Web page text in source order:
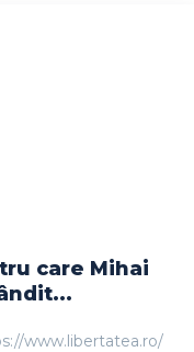
care Mihai
www.libertatea.ro/